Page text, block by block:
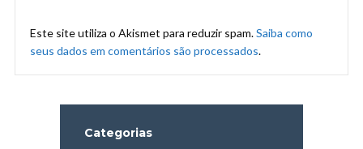
Este site utiliza o Akismet para reduzir spam.Saiba como
seus dados em comentários são processados.
Categorias